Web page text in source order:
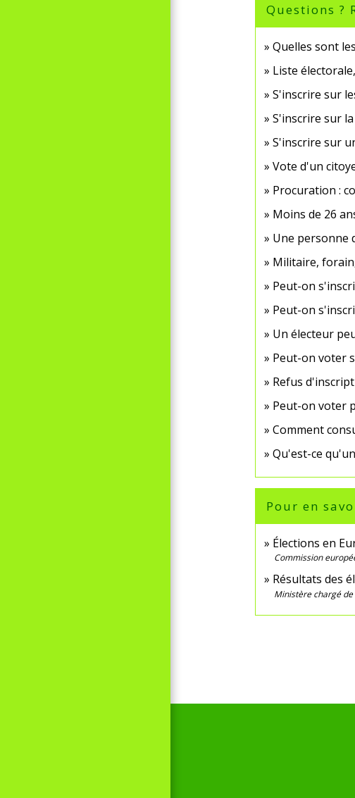
Questions ?
Quelles sont
Liste
S'inscrire sur
S'inscrire sur
S'inscrire sur
Vote d'un
Procuration :
Moins de 26
Une personne
Militaire,
Peut-on
Peut-on
Un électeur
Peut-on voter
Refus
Peut-on voter
Comment
Qu'est-ce
Pour en
Élections en
Commission
Résultats des
Ministère chargé